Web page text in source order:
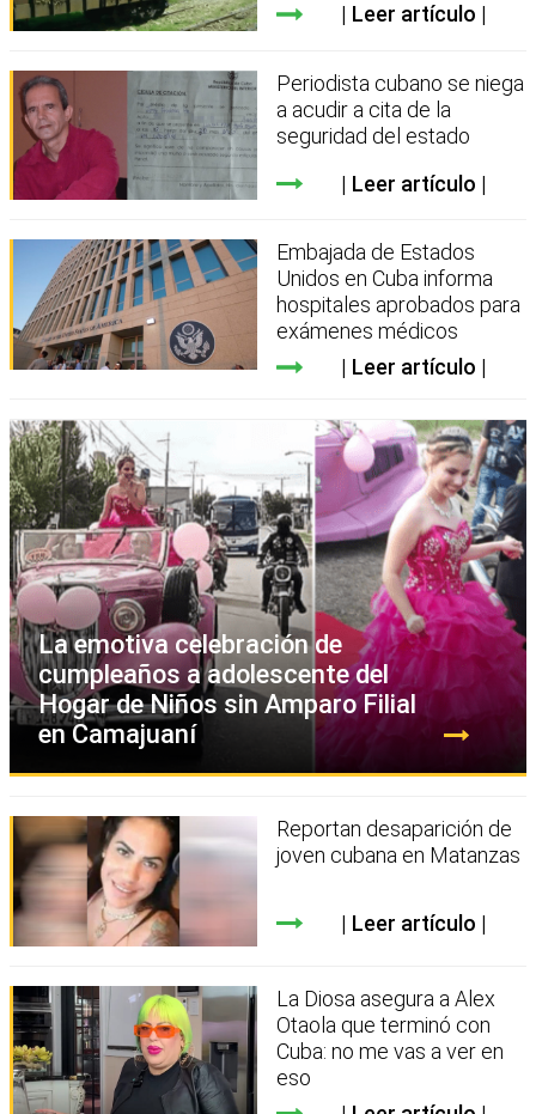
Leer artículo
Periodista cubano se niega
a acudir a cita de la
seguridad del estado
Leer artículo
Embajada de Estados
Unidos en Cuba informa
hospitales aprobados para
exámenes médicos
Leer artículo
La emotiva celebración de
cumpleaños a adolescente del
Hogar de Niños sin Amparo Filial
en Camajuaní
Reportan desaparición de
joven cubana en Matanzas
Leer artículo
La Diosa asegura a Alex
Otaola que terminó con
Cuba: no me vas a ver en
eso